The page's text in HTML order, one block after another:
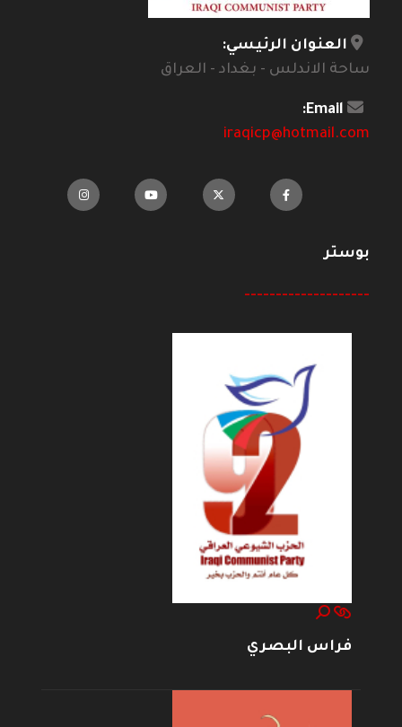
العنوان الرئيسي:
ساحة الاندلس - بغداد - العراق
Email:
iraqicp@hotmail.com
بوستر
--------------------
فراس البصري